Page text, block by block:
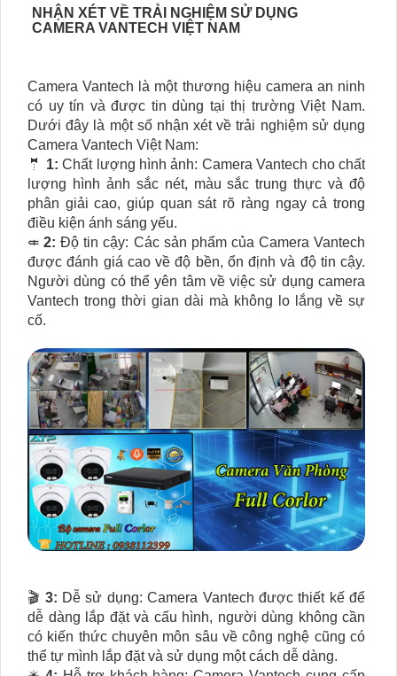
NHẬN XÉT VỀ TRẢI NGHIỆM SỬ DỤNG
CAMERA VANTECH VIỆT NAM
Camera Vantech là một thương hiệu camera an ninh
có uy tín và được tin dùng tại thị trường Việt Nam.
Dưới đây là một số nhận xét về trải nghiệm sử dụng
Camera Vantech Việt Nam:
🤵 1: Chất lượng hình ảnh: Camera Vantech cho chất
lượng hình ảnh sắc nét, màu sắc trung thực và độ
phân giải cao, giúp quan sát rõ ràng ngay cả trong
điều kiện ánh sáng yếu.
⤂2: Độ tin cậy: Các sản phẩm của Camera Vantech
được đánh giá cao về độ bền, ổn định và độ tin cậy.
Người dùng có thể yên tâm về việc sử dụng camera
Vantech trong thời gian dài mà không lo lắng về sự
cố.
🎬 3: Dễ sử dụng: Camera Vantech được thiết kế để
dễ dàng lắp đặt và cấu hình, người dùng không cần
có kiến thức chuyên môn sâu về công nghệ cũng có
thể tự mình lắp đặt và sử dụng một cách dễ dàng.